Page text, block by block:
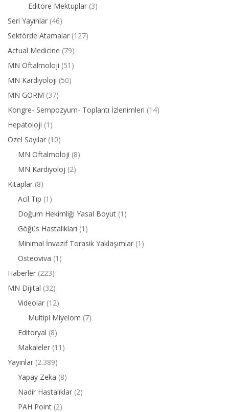
Editöre Mektuplar (3)
Seri Yayınlar (46)
Sektörde Atamalar (127)
Actual Medicine (79)
MN Oftalmoloji (51)
MN Kardiyoloji (50)
MN GORM (37)
Kongre- Sempozyum- Toplantı İzlenimleri (14)
Hepatoloji (1)
Özel Sayılar (10)
MN Oftalmoloji (8)
MN Kardiyoloj (2)
Kitaplar (8)
Acil Tıp (1)
Doğum Hekimliği Yasal Boyut (1)
Göğüs Hastalıkları (1)
Minimal İnvazif Torasik Yaklaşımlar (1)
Osteoviva (1)
Haberler (223)
MN Dijital (32)
Videolar (12)
Multipl Miyelom (7)
Editöryal (8)
Makaleler (11)
Yayınlar (2.389)
Yapay Zeka (8)
Nadir Hastalıklar (2)
PAH Point (2)